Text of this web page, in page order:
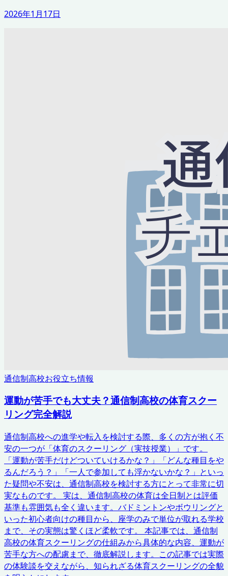
2026年1月17日
通信制高校お役立ち情報
運動が苦手でも大丈夫？通信制高校の体育スクー
リング完全解説
通信制高校への進学や転入を検討する際、多くの方が抱く不
安の一つが「体育のスクーリング（実技授業）」です。
「運動が苦手だけどついていけるかな？」「どんな種目をや
るんだろう？」「一人で参加しても浮かないかな？」といっ
た疑問や不安は、通信制高校を検討する方にとって非常に切
実なものです。 実は、通信制高校の体育は全日制とは評価
基準も雰囲気も全く違います。バドミントンやボウリングと
いった初心者向けの種目から、座学のみで単位が取れる学校
まで、その実態は驚くほど柔軟です。 本記事では、通信制
高校の体育スクーリングの仕組みから具体的な内容、運動が
苦手な方への配慮まで、徹底解説します。この記事では実際
の体験談を交えながら、知られざる体育スクーリングの全貌